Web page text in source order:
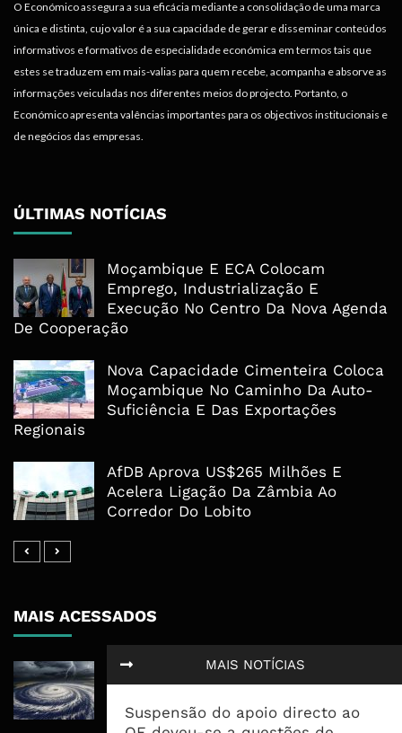
MAIS NOTÍCIAS
Suspensão do apoio directo ao
O Económico assegura a sua eficácia mediante a consolidação de uma marca
única e distinta, cujo valor é a sua capacidade de gerar e disseminar conteúdos
informativos e formativos de especialidade económica em termos tais que
estes se traduzem em mais-valias para quem recebe, acompanha e absorve as
informações veiculadas nos diferentes meios do projecto. Portanto, o
Económico apresenta valências importantes para os objectivos institucionais e
de negócios das empresas.
ÚLTIMAS NOTÍCIAS
Moçambique E ECA Colocam
Emprego, Industrialização E
Execução No Centro Da Nova Agenda
De Cooperação
Nova Capacidade Cimenteira Coloca
Moçambique No Caminho Da Auto-
Suficiência E Das Exportações
Regionais
AfDB Aprova US$265 Milhões E
Acelera Ligação Da Zâmbia Ao
Corredor Do Lobito
MAIS ACESSADOS
Tempestade Tropical GEZANI Poderá
Pessoas No Centro E Sul ...